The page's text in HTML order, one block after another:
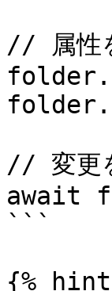
// 属性
// 変更
await
```
{%